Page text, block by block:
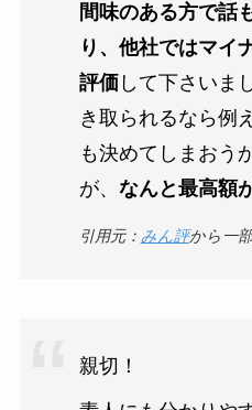
間味のある方で話
り、他社ではマイ
評価して下さいま
き取られるなら例
も決めてしまおう
が、 なんと最高額
引用元： みん評から一
親切！